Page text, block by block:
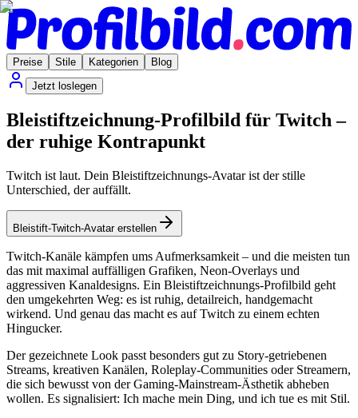
Preise Stile Kategorien
Blog
Jetzt loslegen
Bleistiftzeichnung-Profilbild für Twitch –
der ruhige Kontrapunkt
Twitch ist laut. Dein Bleistiftzeichnungs-Avatar ist der stille
Unterschied, der auffällt.
Bleistift-Twitch-Avatar erstellen
Twitch-Kanäle kämpfen ums Aufmerksamkeit – und die meisten tun
das mit maximal auffälligen Grafiken, Neon-Overlays und
aggressiven Kanaldesigns. Ein Bleistiftzeichnungs-Profilbild geht
den umgekehrten Weg: es ist ruhig, detailreich, handgemacht
wirkend. Und genau das macht es auf Twitch zu einem echten
Hingucker.
Der gezeichnete Look passt besonders gut zu Story-getriebenen
Streams, kreativen Kanälen, Roleplay-Communities oder Streamern,
die sich bewusst von der Gaming-Mainstream-Ästhetik abheben
wollen. Es signalisiert: Ich mache mein Ding, und ich tue es mit Stil.